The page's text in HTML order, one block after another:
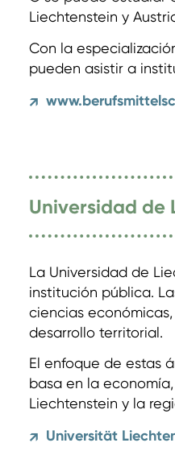
Liechtenstein y
Con la
pueden asistir a
↗
Universidad de
La Universidad de
institución pública.
ciencias
desarrollo territorial.
El enfoque de estas
basa en la
Liechtenstein y la
↗ Universität